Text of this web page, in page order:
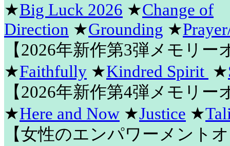
★Big Luck 2026 ★Change of
Direction ★Grounding ★
【2026年新作第3弾メモリー
★Faithfully ★Kindred Spirit ★
【2026年新作第4弾メモリー
★Here and Now ★Justice ★
【女性のエンパワーメント